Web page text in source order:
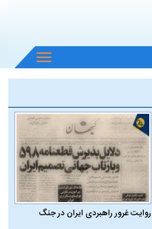
باز
و
منو
روایت غرور راهبردی ایران در جنگ